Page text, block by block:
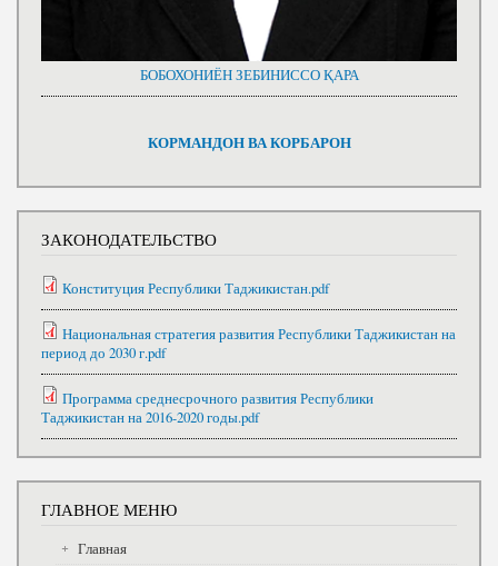
БОБОХОНИЁН ЗЕБИНИССО ҚАРА
КОРМАНДОН ВА КОРБАРОН
ЗАКОНОДАТЕЛЬСТВО
Конституция Республики Таджикистан.pdf
Национальная стратегия развития Республики Таджикистан на
период до 2030 г.pdf
Программа среднесрочного развития Республики
Таджикистан на 2016-2020 годы.pdf
ГЛАВНОЕ МЕНЮ
Главная